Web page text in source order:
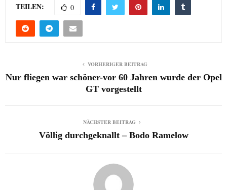
TEILEN: 0
VORHERIGER BEITRAG
Nur fliegen war schöner-vor 60 Jahren wurde der Opel
GT vorgestellt
NÄCHSTER BEITRAG
Völlig durchgeknallt – Bodo Ramelow